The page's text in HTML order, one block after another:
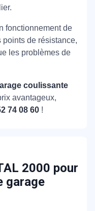
fonctionnement de
de résistance,
les problèmes de
coulissante
avantageux,
74 08 60 !
2000 pour
garage